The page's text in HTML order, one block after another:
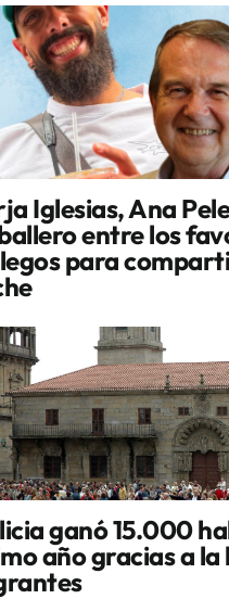
Iglesias, Ana
entre los
para
ganó 15.000
año gracias a la